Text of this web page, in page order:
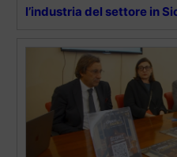
l’industria del settore in